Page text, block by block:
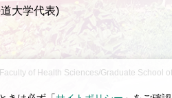
大学代表)
of Health Sciences/Graduate School